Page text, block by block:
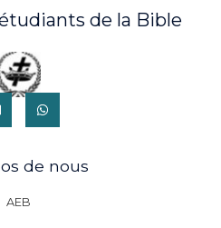
de la Bible
de nous
AEB